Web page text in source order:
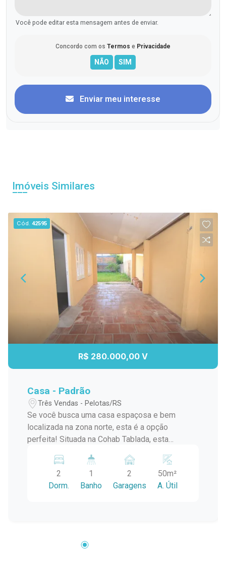
Você pode editar esta mensagem antes de enviar.
Concordo com os Termos e Privacidade
Enviar meu interesse
Imóveis Similares
Cód.42595
R$ 280.000,00 V
Casa - Padrão
Três Vendas - Pelotas/RS
Se você busca uma casa espaçosa e bem
localizada na zona norte, esta é a opção
perfeita! Situada na Cohab Tablada, esta
um amplo pátio para aproveitar momentos
especiais com a família. Características do
Imóvel: - 2 Dormitórios: Perfeitos para
2
Dorm.
1
Banho
2
Garagens
50m²
A. Útil